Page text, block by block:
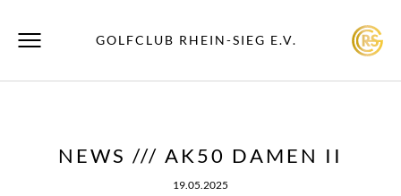
GOLFCLUB RHEIN-SIEG E.V.
NEWS /// AK50 DAMEN II
19.05.2025